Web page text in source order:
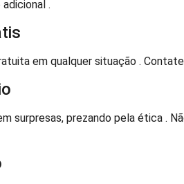
.
em qualquer situação .
surpresas, prezando pela ética .